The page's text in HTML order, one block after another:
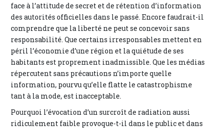
face à l’attitude de secret et de rétention d’information
des autorités officielles dans le passé. Encore faudrait-il
comprendre que la liberté ne peut se concevoir sans
responsabilité. Que certains irresponsables mettent en
péril l’économie d’une région et la quiétude de ses
habitants est proprement inadmissible. Que les médias
répercutent sans précautions n’importe quelle
information, pourvu qu’elle flatte le catastrophisme
tant à la mode, est inacceptable.
Pourquoi l’évocation d’un surcroît de radiation aussi
ridiculement faible provoque-t-il dans le public et dans